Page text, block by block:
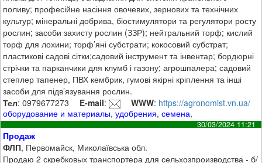
поливу; професійне насіння овочевих, зернових та технічних
культур; мінеральні добрива, біостимулятори та регулятори росту
рослин; засоби захисту рослин (ЗЗР); нейтральний торф; кислий
торф для лохини; торф’яні субстрати; кокосовий субстрат;
пластикові садові сітки;садовий інструмент та інвентар; бордюрні
стрічки та парканчики для клумб і газону; агрошпалера; садовий
степлер тапенер, ПВХ кембрик, гумові якірні кріплення та інші
засоби для підв’язування рослин.
Тел: 0979677273 E-mail: WWW: https://agronomist.vn.ua/
оборудование и материалы,удобрения,семена,
30/03/2024 11:21
Продаж
ФЛП, Первомайск, Миколаївська обл.
Продаю 2 скребковых транспортера для сельхозпроизводства - б/